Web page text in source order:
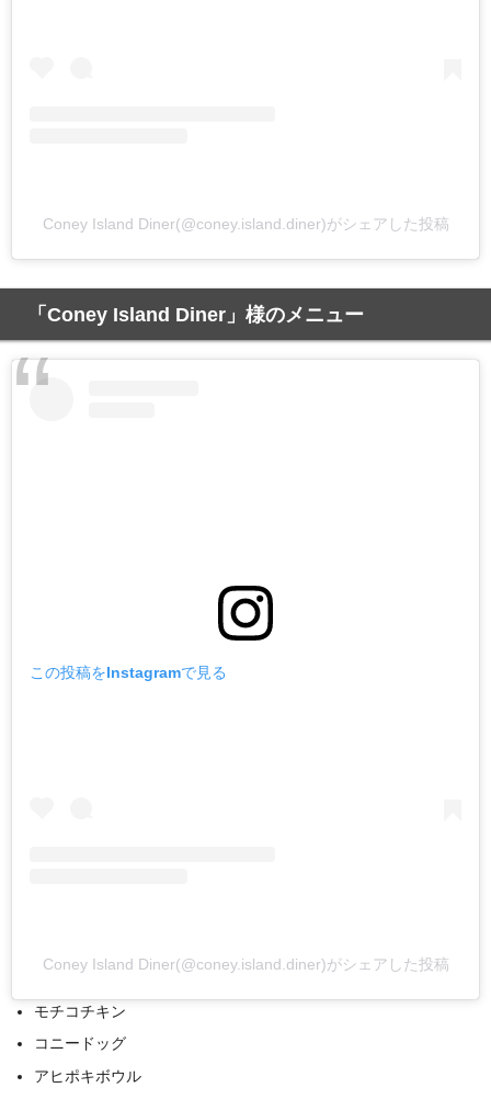
Coney Island Diner(@coney.island.diner)がシェアした投稿
「Coney Island Diner」様のメニュー
この投稿をInstagramで見る
Coney Island Diner(@coney.island.diner)がシェアした投稿
モチコチキン
コニードッグ
アヒポキボウル